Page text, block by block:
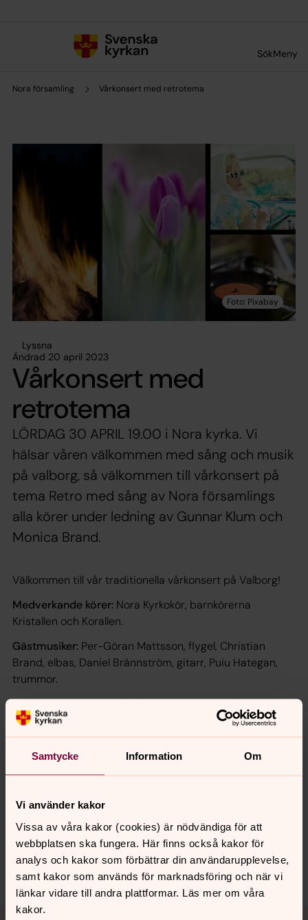
Samtycke Information Om
Vi använder kakor
Vissa av våra kakor (cookies) är nödvändiga för att
webbplatsen ska fungera. Här finns också kakor för
analys och kakor som förbättrar din användarupplevelse,
samt kakor som används för marknadsföring och när vi
länkar vidare till andra plattformar. Läs mer om våra
kakor.
SökMeny
Nora församling Vårkonsert med retrotema
Lyssna
Ändrad 20 april 2023
Vårkonsert med
retrotema
LÖRDAG 30 APRIL 19.00 i Nora kyrka. Vi
hälsar våren välkommen med sång och musik
på valborg, så välkommen till vårkonsert på
tema Retro med sång av Nora församlings
alla körer under ledning av Gunnar Klum och
Monica Brand.
Välkommen till vår traditionella vårkonsert på Valborg!
Medverkande körer: Nora Kyrkokör, barnkörerna
Kristallen och Korallen.
Gästmusiker: Per-Göran Mattsson, flygel, Christian
Brand, elbas, Daniel Brännström, gitarr, Puiu Hategan,
trummor.
Det blir traditionella vårsånger blandat med låtar av
ABBA, Gärdestad, Broberg m fl. Vi firar också en kort
andakt och präst är Karl Magnus Hansson.
Synpunkter eller frågor på sidans
innehåll?
nora.tarnsjo.forsamling@svenskakyrkan.se
Dela
Tillbaka till toppen
Tillbaka till innehållet